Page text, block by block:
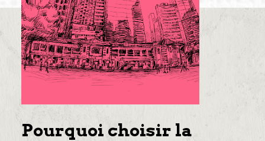
Pourquoi choisir la